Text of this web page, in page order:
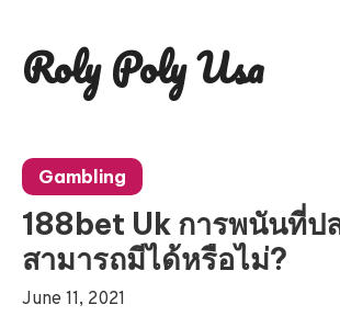
content
Roly Poly Usa
Gambling
188bet Uk การพนันที่ป
สามารถมีได้หรือไม่?
June 11, 2021